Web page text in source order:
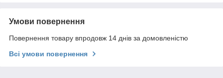
Умови повернення
Повернення товару впродовж 14 днів за домовленістю
Всі умови повернення